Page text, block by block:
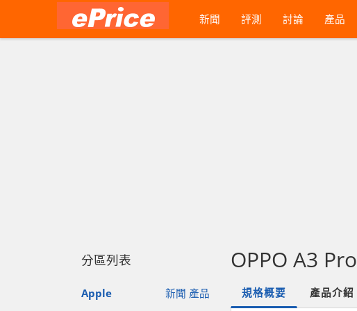
新聞 評測 討論 產品
分區列表
Apple 新聞 產品
OPPO A3 Pro
規格概要 產品介紹